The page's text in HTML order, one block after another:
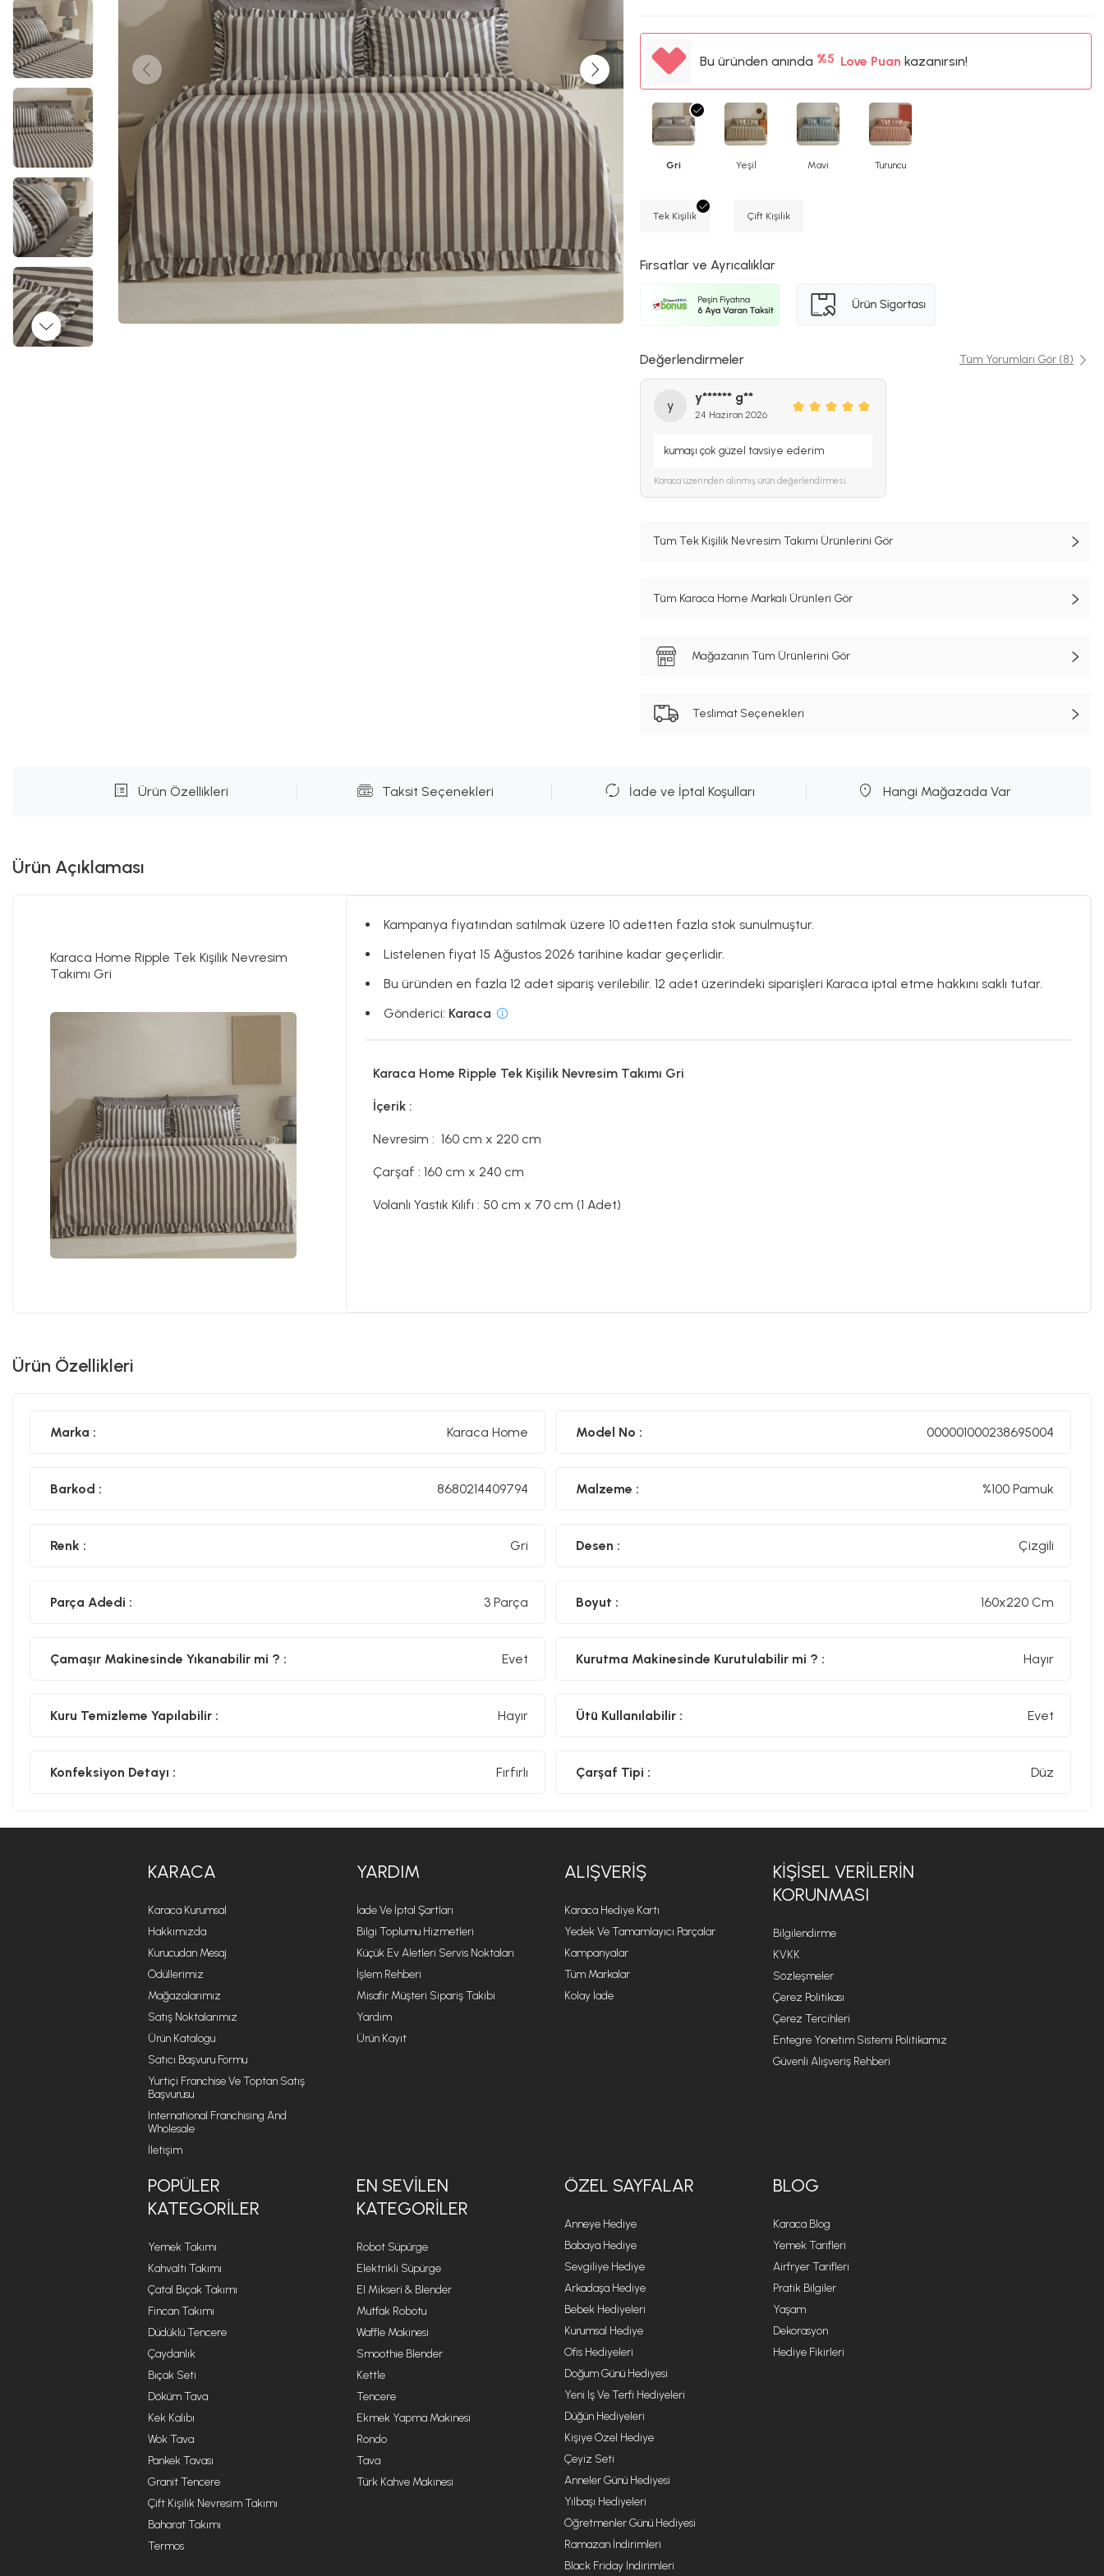
Bu üründen anında 75TLLove Puankazanırsın!
Gri Yeşil Mavi Turuncu
Tek Kişilik Çift Kişilik
Fırsatlar ve Ayrıcalıklar
Değerlendirmeler Tüm Yorumları Gör (8)
y
y****** g**
24 Haziran 2026
kumaşı çok güzel tavsiye ederim
Karaca üzerinden alınmış ürün değerlendirmesi.
Tüm Tek Kişilik Nevresim Takımı Ürünlerini Gör
Tüm Karaca Home Markalı Ürünleri Gör
Mağazanın Tüm Ürünlerini Gör
Teslimat Seçenekleri
Ürün Özellikleri Taksit Seçenekleri İade ve İptal Koşulları Hangi Mağazada Var
Ürün Açıklaması
Karaca Home Ripple Tek Kişilik Nevresim
Takımı Gri
Kampanya fiyatından satılmak üzere 10 adetten fazla stok sunulmuştur.
Listelenen fiyat 15 Ağustos 2026 tarihine kadar geçerlidir.
Bu üründen en fazla 12 adet sipariş verilebilir. 12 adet üzerindeki siparişleri Karaca iptal etme hakkını saklı tutar.
Gönderici: Karaca
Karaca Home Ripple Tek Kişilik Nevresim Takımı Gri
İçerik :
Nevresim : 160 cm x 220 cm
Çarşaf : 160 cm x 240 cm
Volanlı Yastık Kılıfı : 50 cm x 70 cm (1 Adet)
Ürün Özellikleri
Marka : Karaca Home Model No : 000001000238695004
Barkod : 8680214409794 Malzeme : %100 Pamuk
Renk : Gri Desen : Çizgili
Parça Adedi : 3 Parça Boyut : 160x220 Cm
Çamaşır Makinesinde Yıkanabilir mi ? : Evet Kurutma Makinesinde Kurutulabilir mi ? : Hayır
Kuru Temizleme Yapılabilir : Hayır Ütü Kullanılabilir : Evet
Konfeksiyon Detayı : Fırfırlı Çarşaf Tipi : Düz
KARACA
Karaca Kurumsal
Hakkımızda
Kurucudan Mesaj
Ödüllerimiz
Mağazalarımız
Satış Noktalarımız
Ürün Katalogu
Satıcı Başvuru Formu
Yurtiçi Franchise Ve Toptan Satış
Başvurusu
International Franchising And
Wholesale
İletişim
YARDIM
İade Ve İptal Şartları
Bilgi Toplumu Hizmetleri
Küçük Ev Aletleri Servis Noktaları
İşlem Rehberi
Misafir Müşteri Sipariş Takibi
Yardım
Ürün Kayıt
ALIŞVERIŞ
Karaca Hediye Kartı
Yedek Ve Tamamlayıcı Parçalar
Kampanyalar
Tüm Markalar
Kolay İade
KIŞISEL VERILERIN
KORUNMASI
Bilgilendirme
KVKK
Sözleşmeler
Çerez Politikası
Çerez Tercihleri
Entegre Yönetim Sistemi Politikamız
Güvenli Alışveriş Rehberi
POPÜLER
KATEGORILER
Yemek Takımı
Kahvaltı Takımı
Çatal Bıçak Takımı
Fincan Takımı
Düdüklü Tencere
Çaydanlık
Bıçak Seti
Döküm Tava
Kek Kalıbı
Wok Tava
Pankek Tavası
Granit Tencere
Çift Kişilik Nevresim Takımı
Baharat Takımı
Termos
EN SEVILEN
KATEGORILER
Robot Süpürge
Elektrikli Süpürge
El Mikseri & Blender
Mutfak Robotu
Waffle Makinesi
Smoothie Blender
Kettle
Tencere
Ekmek Yapma Makinesi
Rondo
Tava
Türk Kahve Makinesi
ÖZEL SAYFALAR
Anneye Hediye
Babaya Hediye
Sevgiliye Hediye
Arkadaşa Hediye
Bebek Hediyeleri
Kurumsal Hediye
Ofis Hediyeleri
Doğum Günü Hediyesi
Yeni Iş Ve Terfi Hediyeleri
Düğün Hediyeleri
Kişiye Özel Hediye
Çeyiz Seti
Anneler Günü Hediyesi
Yılbaşı Hediyeleri
Öğretmenler Günü Hediyesi
Ramazan İndirimleri
Black Friday İndirimleri
BLOG
Karaca Blog
Yemek Tarifleri
Airfryer Tarifleri
Pratik Bilgiler
Yaşam
Dekorasyon
Hediye Fikirleri